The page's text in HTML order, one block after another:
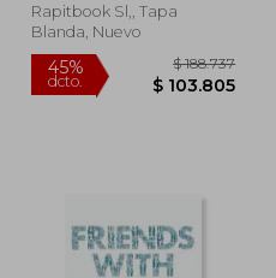
Rapitbook Sl,, Tapa
Blanda, Nuevo